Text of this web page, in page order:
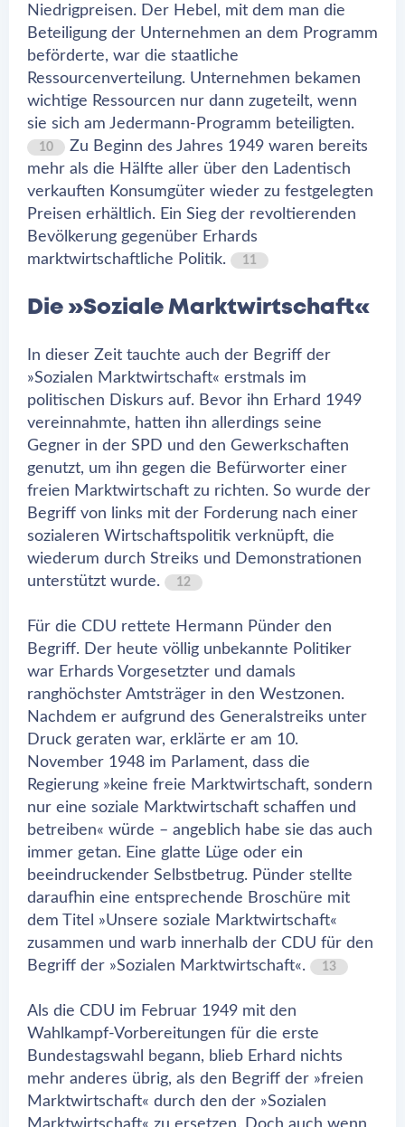
Niedrigpreisen. Der Hebel, mit dem man die
Beteiligung der Unternehmen an dem Programm
beförderte, war die staatliche
Ressourcenverteilung. Unternehmen bekamen
wichtige Ressourcen nur dann zugeteilt, wenn
sie sich am Jedermann-Programm beteiligten.
10
Zu Beginn des Jahres 1949 waren bereits
mehr als die Hälfte aller über den Ladentisch
verkauften Konsumgüter wieder zu festgelegten
Preisen erhältlich. Ein Sieg der revoltierenden
Bevölkerung gegenüber Erhards
marktwirtschaftliche Politik.
11
Die »Soziale Marktwirtschaft«
In dieser Zeit tauchte auch der Begriff der
»Sozialen Marktwirtschaft« erstmals im
politischen Diskurs auf. Bevor ihn Erhard 1949
vereinnahmte, hatten ihn allerdings seine
Gegner in der SPD und den Gewerkschaften
genutzt, um ihn gegen die Befürworter einer
freien Marktwirtschaft zu richten. So wurde der
Begriff von links mit der Forderung nach einer
sozialeren Wirtschaftspolitik verknüpft, die
wiederum durch Streiks und Demonstrationen
unterstützt wurde.
12
Für die CDU rettete Hermann Pünder den
Begriff. Der heute völlig unbekannte Politiker
war Erhards Vorgesetzter und damals
ranghöchster Amtsträger in den Westzonen.
Nachdem er aufgrund des Generalstreiks unter
Druck geraten war, erklärte er am 10.
November 1948 im Parlament, dass die
Regierung »keine freie Marktwirtschaft, sondern
nur eine soziale Marktwirtschaft schaffen und
betreiben« würde – angeblich habe sie das auch
immer getan. Eine glatte Lüge oder ein
beeindruckender Selbstbetrug. Pünder stellte
daraufhin eine entsprechende Broschüre mit
dem Titel »Unsere soziale Marktwirtschaft«
zusammen und warb innerhalb der CDU für den
Begriff der »Sozialen Marktwirtschaft«.
13
Als die CDU im Februar 1949 mit den
Wahlkampf-Vorbereitungen für die erste
Bundestagswahl begann, blieb Erhard nichts
mehr anderes übrig, als den Begriff der »freien
Marktwirtschaft« durch den der »Sozialen